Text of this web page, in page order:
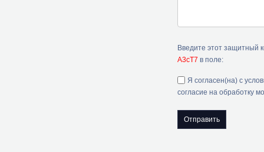
Введите этот защитный
A3cT7 в поле:
Я согласен(на) с
согласие на обработку